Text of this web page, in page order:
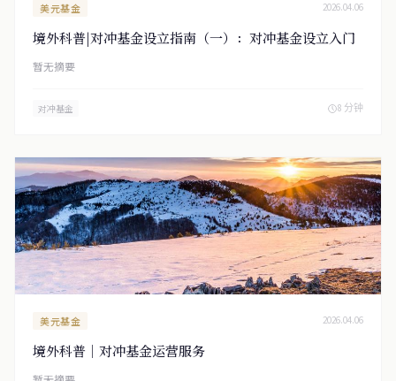
美元基金 2026.04.06
境外科普|对冲基金设立指南（一）：对冲基金设立入门
暂无摘要
对冲基金 8 分钟
美元基金 2026.04.06
境外科普｜对冲基金运营服务